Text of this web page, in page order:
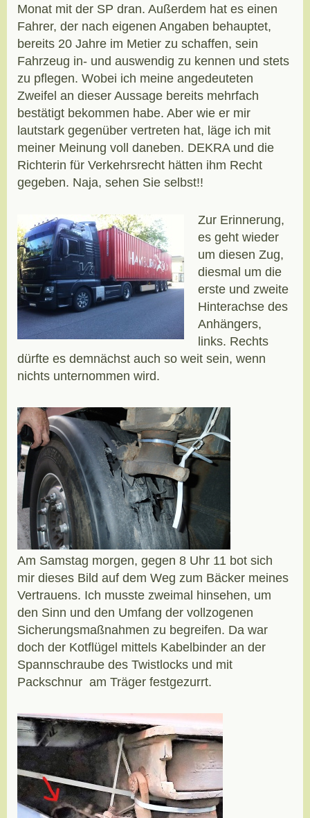
Monat mit der SP dran. Außerdem hat es einen
Fahrer, der nach eigenen Angaben behauptet,
bereits 20 Jahre im Metier zu schaffen, sein
Fahrzeug in- und auswendig zu kennen und stets
zu pflegen. Wobei ich meine angedeuteten
Zweifel an dieser Aussage bereits mehrfach
bestätigt bekommen habe. Aber wie er mir
lautstark gegenüber vertreten hat, läge ich mit
meiner Meinung voll daneben. DEKRA und die
Richterin für Verkehrsrecht hätten ihm Recht
gegeben. Naja, sehen Sie selbst!!
Zur Erinnerung,
es geht wieder
um diesen Zug,
diesmal um die
erste und zweite
Hinterachse des
Anhängers,
links. Rechts
dürfte es demnächst auch so weit sein, wenn
nichts unternommen wird.
Am Samstag morgen, gegen 8 Uhr 11 bot sich
mir dieses Bild auf dem Weg zum Bäcker meines
Vertrauens. Ich musste zweimal hinsehen, um
den Sinn und den Umfang der vollzogenen
Sicherungsmaßnahmen zu begreifen. Da war
doch der Kotflügel mittels Kabelbinder an der
Spannschraube des Twistlocks und mit
Packschnur am Träger festgezurrt.